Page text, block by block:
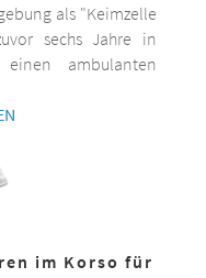
als "Keimzelle
sechs Jahre in
ambulanten
im Korso für